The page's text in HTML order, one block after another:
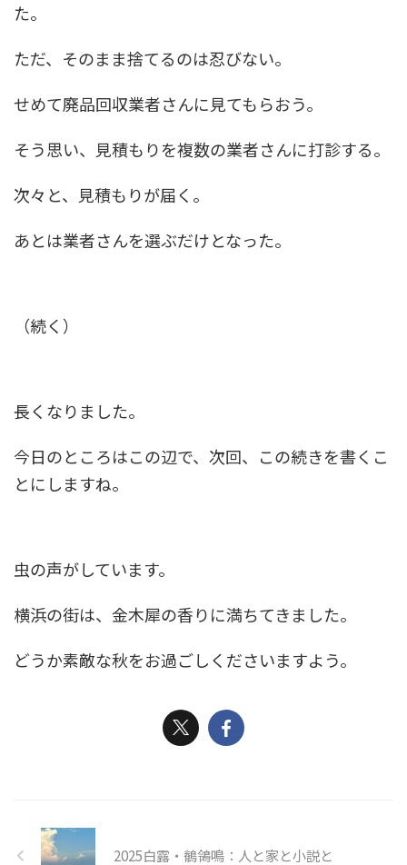
た。
ただ、そのまま捨てるのは忍びない。
せめて廃品回収業者さんに見てもらおう。
そう思い、見積もりを複数の業者さんに打診する。
次々と、見積もりが届く。
あとは業者さんを選ぶだけとなった。
（続く）
長くなりました。
今日のところはこの辺で、次回、この続きを書くこ
とにしますね。
虫の声がしています。
横浜の街は、金木犀の香りに満ちてきました。
どうか素敵な秋をお過ごしくださいますよう。
2025白露・鶺鴒鳴：人と家と小説と